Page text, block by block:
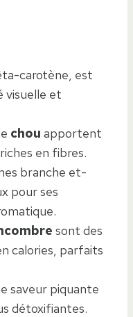
carotène, est
visuelle et
chou apportent
en fibres.
branche et-
pour ses
sont des
calories, parfaits
saveur piquante
détoxifiantes.